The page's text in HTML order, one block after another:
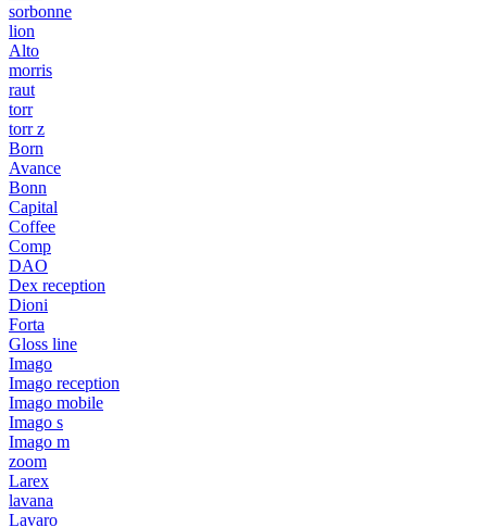
sorbonne
lion
Alto
morris
raut
torr
torr z
Born
Avance
Bonn
Capital
Coffee
Comp
DAO
Dex reception
Dioni
Forta
Gloss line
Imago
Imago reception
Imago mobile
Imago s
Imago m
zoom
Larex
lavana
Lavaro